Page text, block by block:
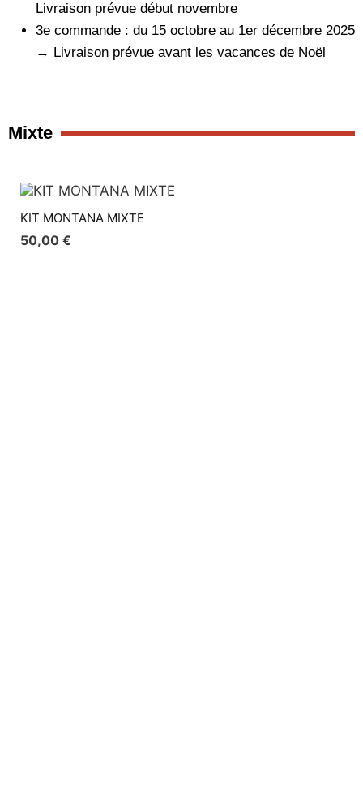
Livraison prévue début novembre
3e commande : du 15 octobre au 1er décembre 2025
→ Livraison prévue avant les vacances de Noël
Mixte
KIT MONTANA MIXTE
50,00 €